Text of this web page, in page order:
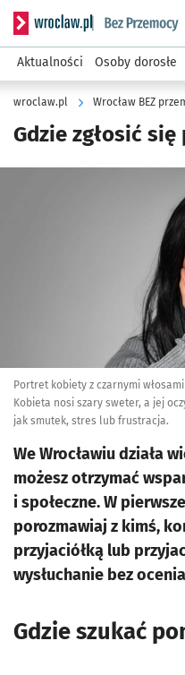
Serwis informacyjny
Aktualności Osoby dorosłe
wroclaw.pl Wrocław BEZ
Gdzie zgłosić się
Portret kobiety z czarnymi
Kobieta nosi szary sweter, a jej
jak smutek, stres lub frustracja.
We Wrocławiu działa
możesz otrzymać
i społeczne. W
porozmawiaj z kimś,
przyjaciółką lub
wysłuchanie bez
Gdzie szukać